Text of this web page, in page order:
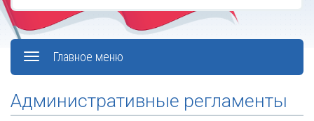
Главное меню
Административные регламенты